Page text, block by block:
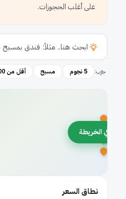
على أغلب الحجوزات.
جرّب: 5 نجوم مسبح أقل من 500
في الخريطة
نطاق السعر